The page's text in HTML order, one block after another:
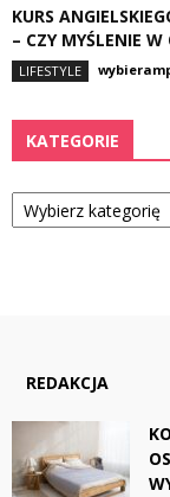
KURS
– CZY MYŚLENIE
LIFESTYLE
KATEGORIE
Kategorie
REDAKCJA